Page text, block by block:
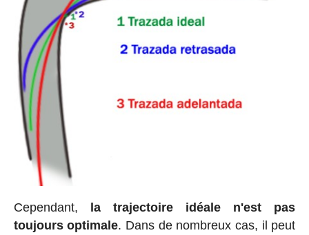
Cependant,
la trajectoire idéale n'est pas
toujours optimale. Dans de nombreux cas, il peut